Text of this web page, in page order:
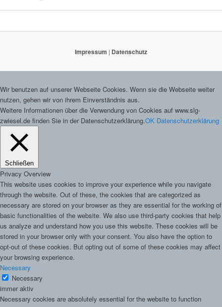
Impressum | Datenschutz
Wir benutzen auf unserer Webseite Cookies. Wenn sie die Webseite weiter
nutzen, gehen wir von ihrem Einverständnis aus.
Weitere Informationen über die Verwendung von Cookies auf www.slg-
zwiesel.de finden Sie in der Datenschutzerklärung.OK Datenschutzerklärung
Schließen
Privacy Overview
This website uses cookies to improve your experience while you navigate
through the website. Out of these, the cookies that are categorized as
necessary are stored on your browser as they are essential for the working of
basic functionalities of the website. We also use third-party cookies that help
us analyze and understand how you use this website. These cookies will be
stored in your browser only with your consent. You also have the option to
opt-out of these cookies. But opting out of some of these cookies may affect
your browsing experience.
Necessary
Necessary
immer aktiv
Necessary cookies are absolutely essential for the website to function